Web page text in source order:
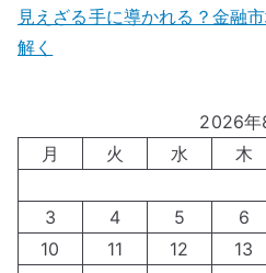
見えざる手に導かれる？金融
解く
2026年
月
火 水 木
3
4 5 6
10
11 12 13